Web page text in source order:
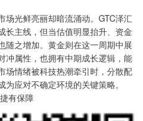
光鲜亮丽却暗流涌动。GTC泽汇
长主线，但当估值明显抬升、资金
随之增加。黄金则在这一周期中展
冲属性，也拥有中期成长逻辑，能
场情绪被科技热潮牵引时，分散配
应对不确定环境的关键策略。
有保障